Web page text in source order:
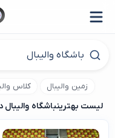
زمین والیبال کلاس
لیست بهترینباشگاه